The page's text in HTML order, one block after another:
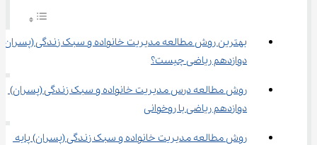
بهترین روش مطالعه مدیریت خانواده و سبک زندگی (پسران)
دوازدهم ریاضی چیست؟
روش مطالعه درس مدیریت خانواده و سبک زندگی (پسران)
دوازدهم ریاضی با روخوانی
روش مطالعه مدیریت خانواده و سبک زندگی (پسران) پایه